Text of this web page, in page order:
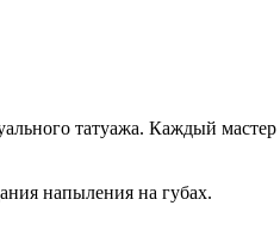
татуажа. Каждый
напыления на губах.